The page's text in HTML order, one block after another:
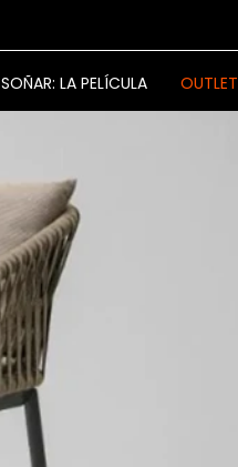
SOÑAR: LA PELÍCULA OUTLET